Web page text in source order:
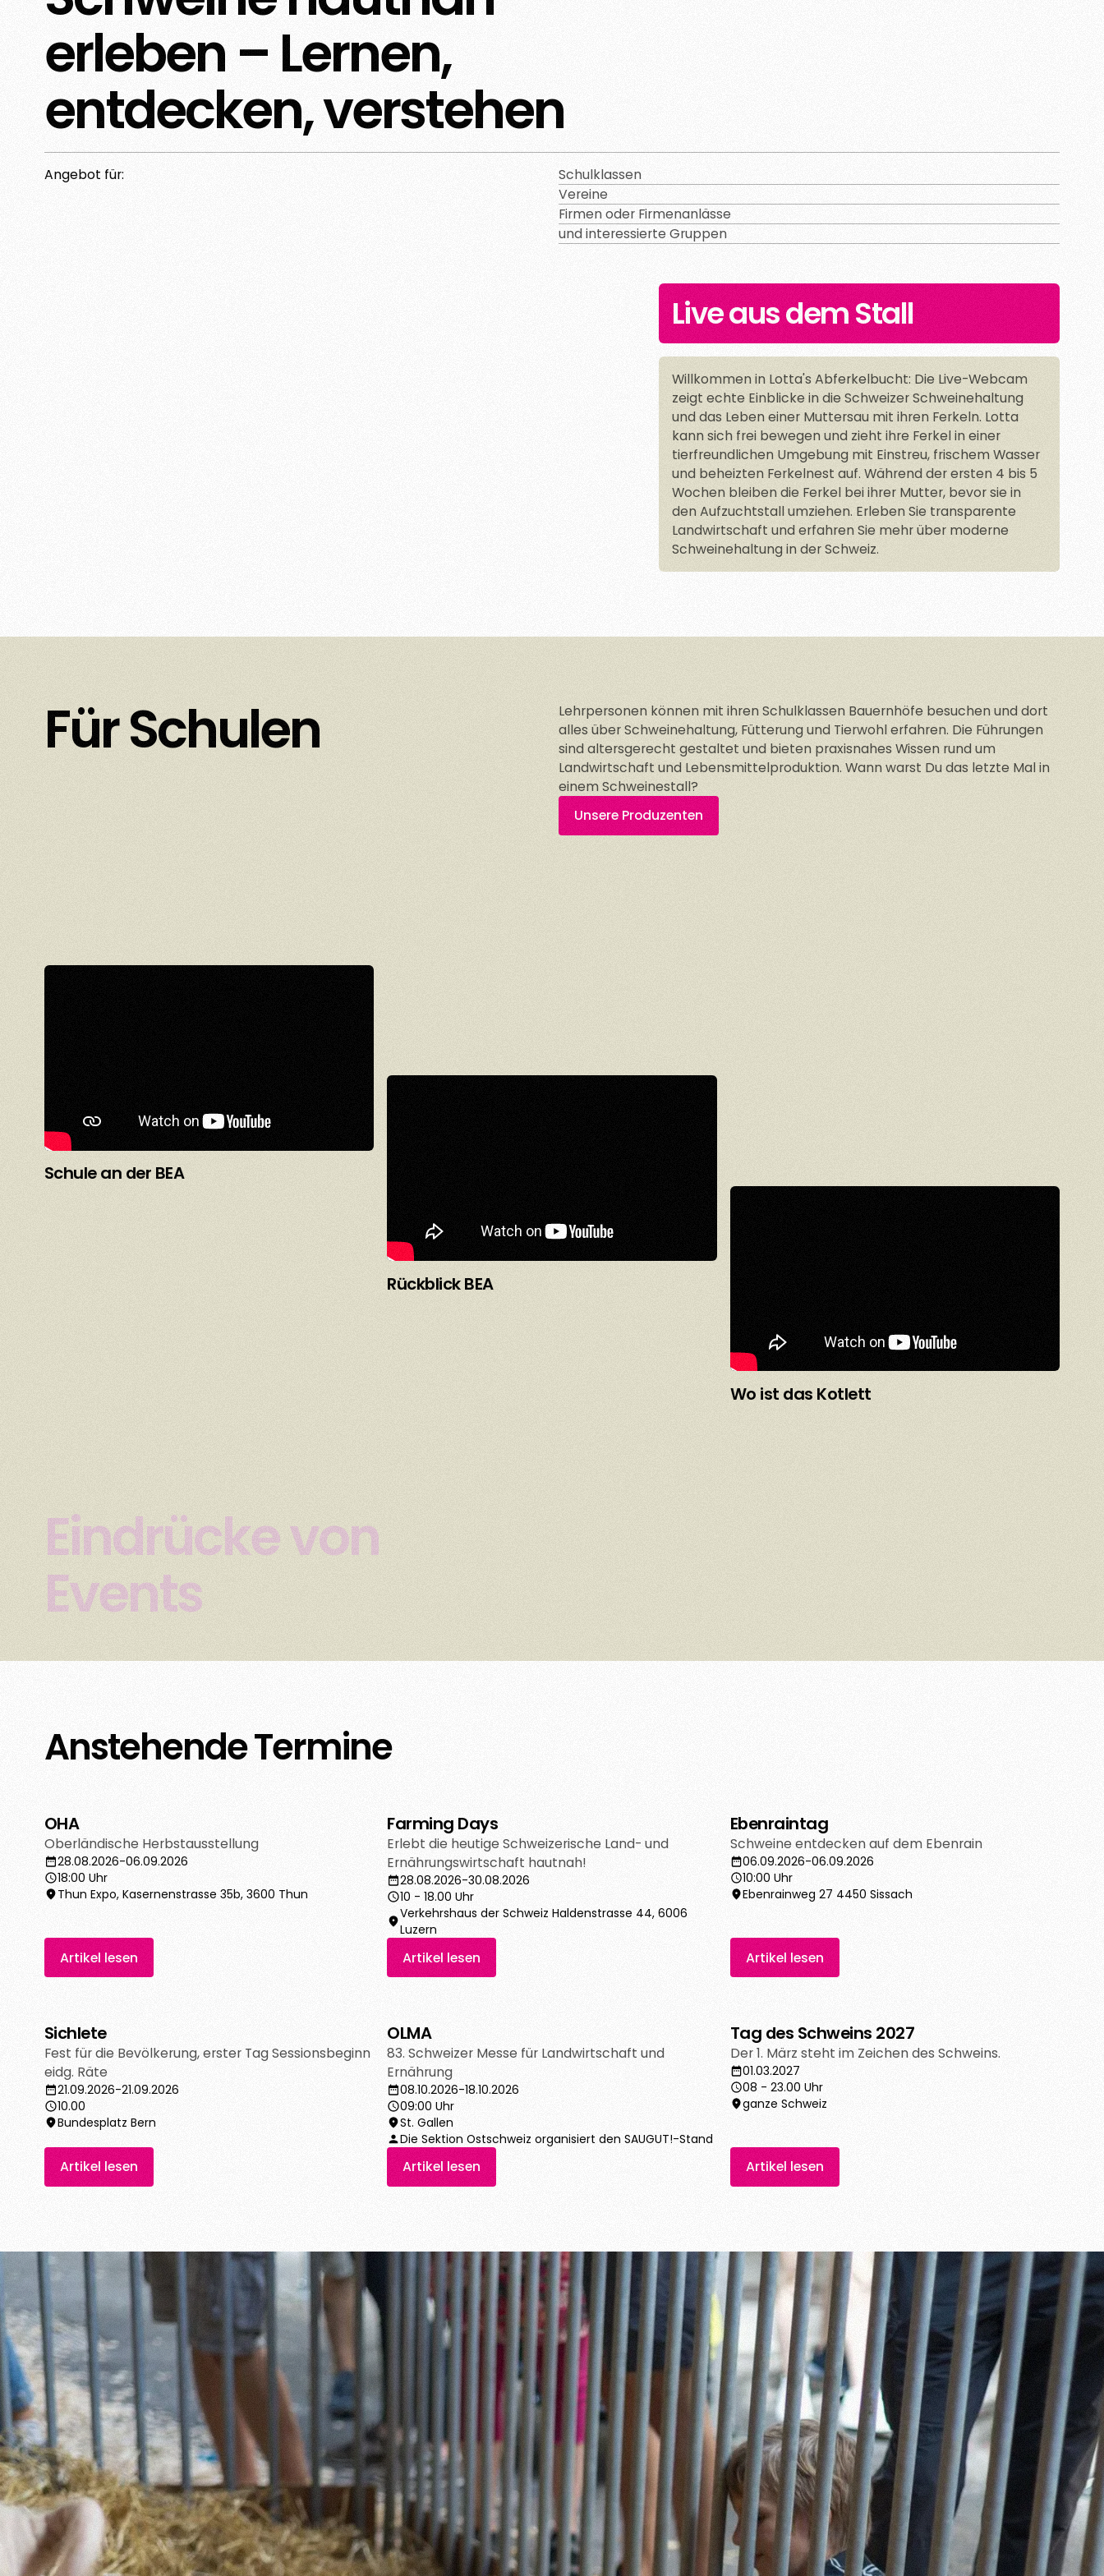
erleben – Lernen,
entdecken, verstehen
Angebot für:
Schulklassen
Vereine
Firmen oder Firmenanlässe
und interessierte Gruppen
Live aus dem Stall
Willkommen in Lotta's Abferkelbucht: Die Live-Webcam
zeigt echte Einblicke in die Schweizer Schweinehaltung
und das Leben einer Muttersau mit ihren Ferkeln. Lotta
kann sich frei bewegen und zieht ihre Ferkel in einer
tierfreundlichen Umgebung mit Einstreu, frischem Wasser
und beheizten Ferkelnest auf. Während der ersten 4 bis 5
Wochen bleiben die Ferkel bei ihrer Mutter, bevor sie in
den Aufzuchtstall umziehen. Erleben Sie transparente
Landwirtschaft und erfahren Sie mehr über moderne
Schweinehaltung in der Schweiz.
Für Schulen
Lehrpersonen können mit ihren Schulklassen Bauernhöfe besuchen und dort
alles über Schweinehaltung, Fütterung und Tierwohl erfahren. Die Führungen
sind altersgerecht gestaltet und bieten praxisnahes Wissen rund um
Landwirtschaft und Lebensmittelproduktion. Wann warst Du das letzte Mal in
einem Schweinestall?
Unsere Produzenten
Schule an der BEA
Rückblick BEA
Wo ist das Kotlett
Eindrücke von
Events
Anstehende Termine
OHA
Oberländische Herbstausstellung
28.08.2026-06.09.2026
18:00 Uhr
Thun Expo, Kasernenstrasse 35b, 3600 Thun
Artikel lesen
Farming Days
Erlebt die heutige Schweizerische Land- und
Ernährungswirtschaft hautnah!
28.08.2026-30.08.2026
10 - 18.00 Uhr
Verkehrshaus der Schweiz Haldenstrasse 44, 6006
Luzern
Artikel lesen
Artikel lesen
Ebenraintag
Schweine entdecken auf dem Ebenrain
06.09.2026-06.09.2026
10:00 Uhr
Ebenrainweg 27 4450 Sissach
Artikel lesen
Artikel lesen
Sichlete
Fest für die Bevölkerung, erster Tag Sessionsbeginn
eidg. Räte
21.09.2026-21.09.2026
10.00
Bundesplatz Bern
Artikel lesen
OLMA
83. Schweizer Messe für Landwirtschaft und
Ernährung
08.10.2026-18.10.2026
09:00 Uhr
St. Gallen
Die Sektion Ostschweiz organisiert den SAUGUT!-Stand
Artikel lesen
Artikel lesen
Tag des Schweins 2027
Der 1. März steht im Zeichen des Schweins.
01.03.2027
08 - 23.00 Uhr
ganze Schweiz
Artikel lesen
Artikel lesen